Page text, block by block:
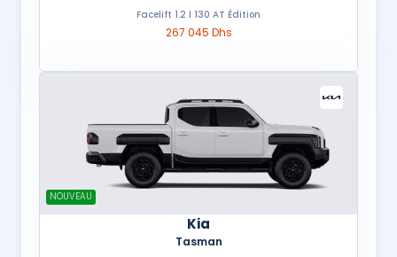
Facelift 1.2 l 130 AT Édition
267 045 Dhs
NOUVEAU
Kia
Tasman